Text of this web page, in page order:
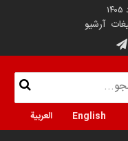
آرشیو
English العربية